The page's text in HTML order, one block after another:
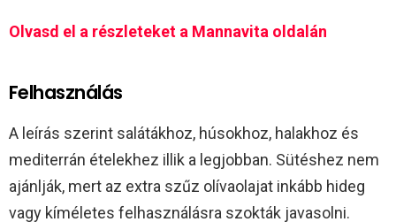
Olvasd el a részleteket a Mannavita oldalán
Felhasználás
A leírás szerint salátákhoz, húsokhoz, halakhoz és
mediterrán ételekhez illik a legjobban. Sütéshez nem
ajánlják, mert az extra szűz olívaolajat inkább hideg
vagy kíméletes felhasználásra szokták javasolni.